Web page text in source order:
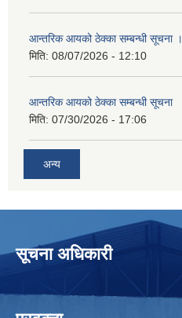
आन्तरिक आयको ठेक्का सम्बन्धी सूचना ।
मिति: 08/07/2026 - 12:10
आन्तरिक आयको ठेक्का सम्बन्धी सूचना
मिति: 07/30/2026 - 17:06
अन्य
सूचना अधिकारी